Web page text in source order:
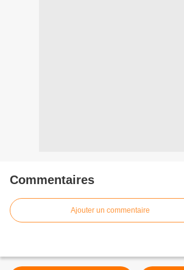
Commentaires
Ajouter un commentaire